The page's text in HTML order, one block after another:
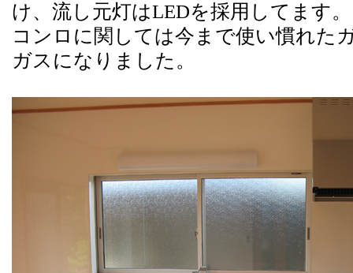
け、流し元灯はLEDを採用してます。
コンロに関しては今まで使い慣れた
ガスになりました。